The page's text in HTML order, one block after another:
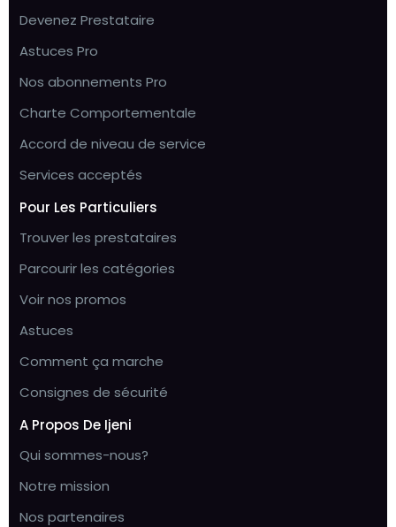
Devenez Prestataire
Astuces Pro
Nos abonnements Pro
Charte Comportementale
Accord de niveau de service
Services acceptés
Pour Les Particuliers
Trouver les prestataires
Parcourir les catégories
Voir nos promos
Astuces
Comment ça marche
Consignes de sécurité
A Propos De Ijeni
Qui sommes-nous?
Notre mission
Nos partenaires